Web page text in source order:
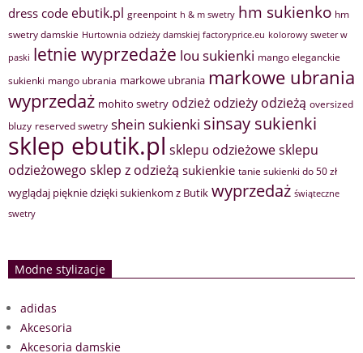
dress code ebutik.pl greenpoint h & m swetry hm sukienko hm
swetry damskie Hurtownia odzieży damskiej factoryprice.eu kolorowy sweter w
paski letnie wyprzedaże lou sukienki mango eleganckie
sukienki mango ubrania markowe ubrania markowe ubrania
wyprzedaż mohito swetry odzież odzieży odzieżą oversized
bluzy reserved swetry shein sukienki sinsay sukienki
sklep ebutik.pl sklepu odzieżowesklepu
odzieżowego sklep z odzieżą sukienkie tanie sukienki do 50 zł
wyglądaj pięknie dzięki sukienkom z Butik wyprzedaż świąteczne
swetry
Modne stylizacje
adidas
Akcesoria
Akcesoria damskie